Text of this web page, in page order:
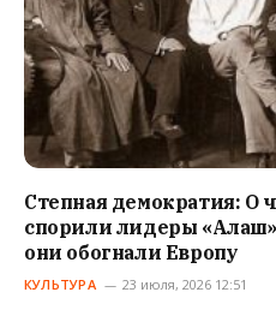
Степная демократия: О
спорили лидеры
они обогнали Европу
КУЛЬТУРА 23 июля, 2026 12:51